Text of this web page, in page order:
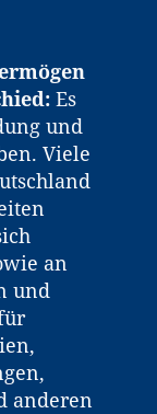
Es
und
Viele
an
und
anderen